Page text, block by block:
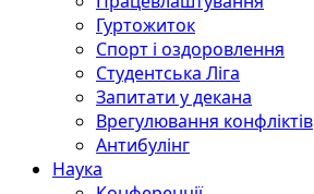
Гуртожиток
Спорт і оздоровлення
Студентська Ліга
Запитати у декана
Врегулювання конфліктів
Антибулінг
Наука